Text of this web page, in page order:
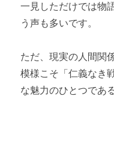
一見しただけでは物
う声も多いです。
ただ、現実の人間関
模様こそ「仁義なき
な魅力のひとつであ